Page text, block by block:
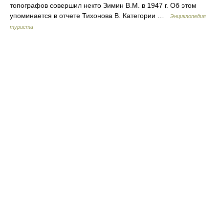
топографов совершил некто Зимин В.М. в 1947 г. Об этом
упоминается в отчете Тихонова В. Категории …
Энциклопедия
туриста